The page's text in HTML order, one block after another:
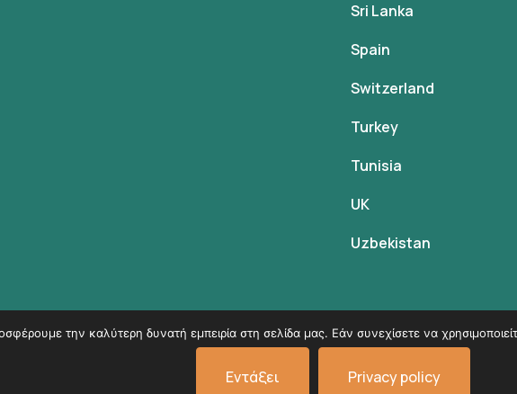
Sri Lanka
Spain
Switzerland
Turkey
Tunisia
UK
Uzbekistan
© Copyright 2026VK Travel by Victoria Kokka.
Όροι χρήσης
την καλύτερη δυνατή εμπειρία στη σελίδα μας. Εάν συνεχίσετε να
Εντάξει Privacy policy